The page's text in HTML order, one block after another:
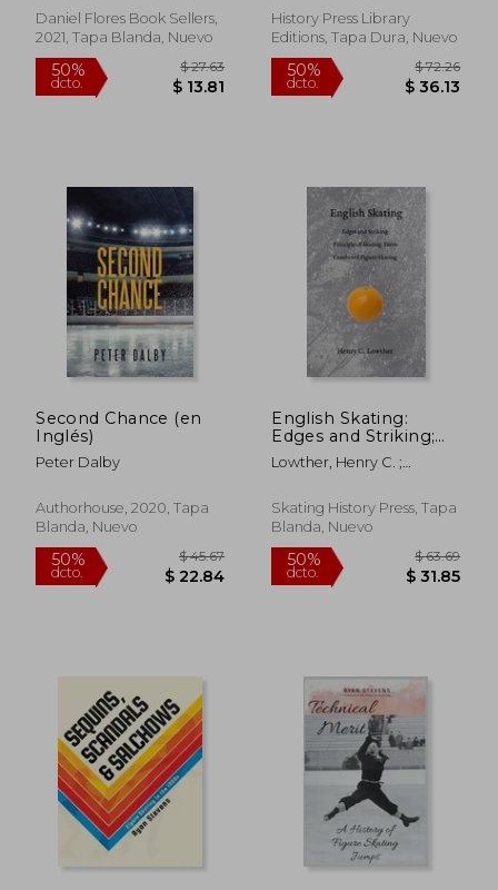
so Much More: Stress
Relieving Designs
Much More: Coloring
Book for Adults (en
Books ; Coloring Books For
Adults
Daniel Flores Book Sellers,
2021, Tapa Blanda, Nuevo
dcto. $ 13.81
History Press Library
Editions, Tapa Dura, Nuevo
50%
dcto.
Second Chance (en
Inglés)
Peter Dalby
Authorhouse, 2020, Tapa
Blanda, Nuevo
50%
dcto.
English Skating:
Edges and Striking;
Principle of Skating
Turns; Combined
Inglés)
Lowther, Henry C. ;
Skating History Press, Tapa
Blanda, Nuevo
50%
dcto.